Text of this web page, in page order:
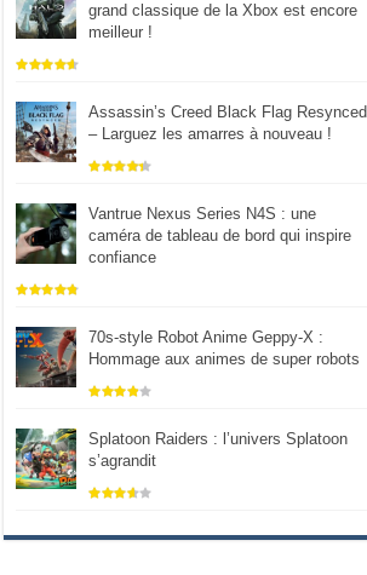
grand classique de la Xbox est encore
meilleur !
Assassin’s Creed Black Flag Resynced
– Larguez les amarres à nouveau !
Vantrue Nexus Series N4S : une
caméra de tableau de bord qui inspire
confiance
70s-style Robot Anime Geppy-X :
Hommage aux animes de super robots
Splatoon Raiders : l’univers Splatoon
s’agrandit